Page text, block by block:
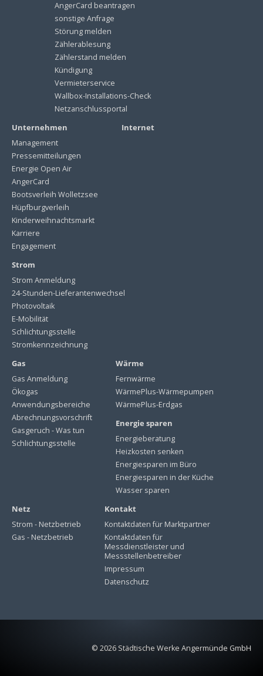
AngerCard beantragen
sonstige Anfrage
Störung melden
Zählerablesung
Zählerstand melden
Kündigung
Vermieterservice
Wallbox-Installations-Check
Netzanschlussportal
Unternehmen
Management
Pressemitteilungen
Energie Open Air
AngerCard
Bootsverleih Wolletzsee
Hüpfburgverleih
Kinderweihnachtsmarkt
Karriere
Engagement
Internet
Strom
Strom Anmeldung
24-Stunden-Lieferantenwechsel
Photovoltaik
E-Mobilität
Schlichtungsstelle
Stromkennzeichnung
Gas
Gas Anmeldung
Ökogas
Anwendungsbereiche
Abrechnungsvorschrift
Gasgeruch - Was tun
Schlichtungsstelle
Wärme
Fernwärme
WärmePlus-Wärmepumpen
WärmePlus-Erdgas
Energie sparen
Energieberatung
Heizkosten senken
Energiesparen im Büro
Energiesparen in der Küche
Wasser sparen
Netz
Strom - Netzbetrieb
Gas - Netzbetrieb
Kontakt
Kontaktdaten für Marktpartner
Kontaktdaten für
Messdienstleister und
Messstellenbetreiber
Impressum
Datenschutz
© 2026 Städtische Werke Angermünde GmbH